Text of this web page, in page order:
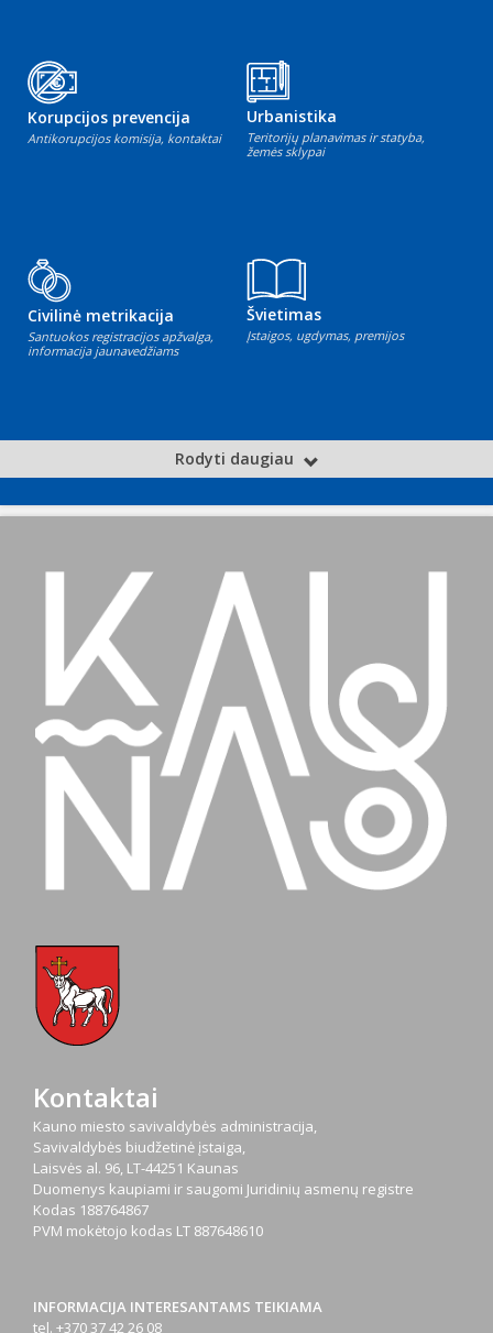
Korupcijos prevencija
Antikorupcijos komisija, kontaktai
Urbanistika
Teritorijų planavimas ir statyba,
žemės sklypai
Civilinė metrikacija
Santuokos registracijos apžvalga,
informacija jaunavedžiams
Švietimas
Įstaigos, ugdymas, premijos
Rodyti daugiau
Kontaktai
Kauno miesto savivaldybės administracija,
Savivaldybės biudžetinė įstaiga,
Laisvės al. 96, LT-44251 Kaunas
Duomenys kaupiami ir saugomi Juridinių asmenų registre
Kodas 188764867
PVM mokėtojo kodas LT 887648610
INFORMACIJA INTERESANTAMS TEIKIAMA
tel. +370 37 42 26 08